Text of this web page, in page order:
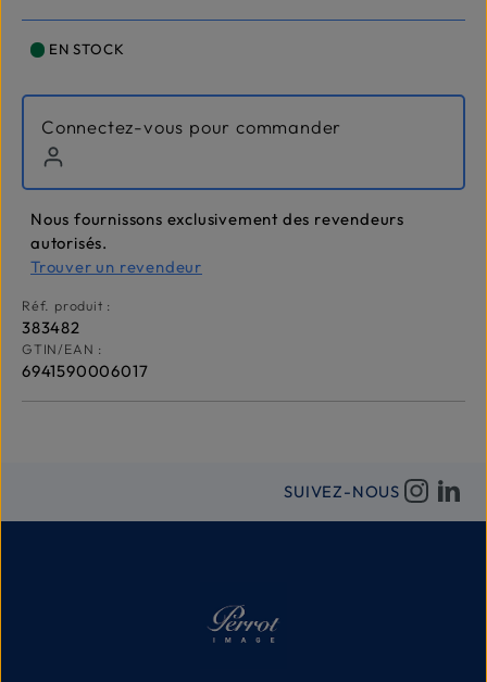
EN STOCK
Connectez-vous pour commander
Nous fournissons exclusivement des revendeurs
autorisés.
Trouver un revendeur
Réf. produit :
383482
GTIN/EAN :
6941590006017
SUIVEZ-NOUS